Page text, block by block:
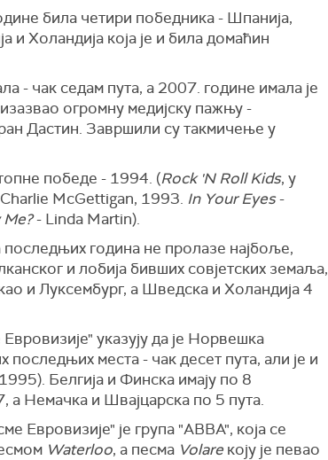
била четири победника - Шпанија,
и Холандија која је и била домаћин
- чак седам пута, а 2007. године имала је
огромну медијску пажњу -
Дастин. Завршили су такмичење у
победе - 1994. (Rock 'N Roll Kids, у
McGettigan, 1993. In Your Eyes-
- Linda Martin).
последњих година не пролазе најбоље,
и лобија бивших совјетских земаља,
и Луксембург, а Шведска и Холандија 4
указују да је Норвешка
последњих места - чак десет пута, али је и
Белгија и Финска имају по 8
а Немачка и Швајцарска по 5 пута.
Евровизије" је група "ABBA", која се
Waterloo, а песма Volareкоју је певао